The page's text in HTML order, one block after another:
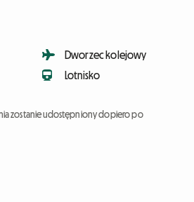
Dworzec kolejowy
Lotnisko
zostanie udostępniony dopiero po